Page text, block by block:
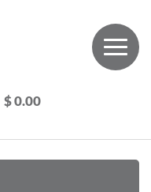
$ 0.00